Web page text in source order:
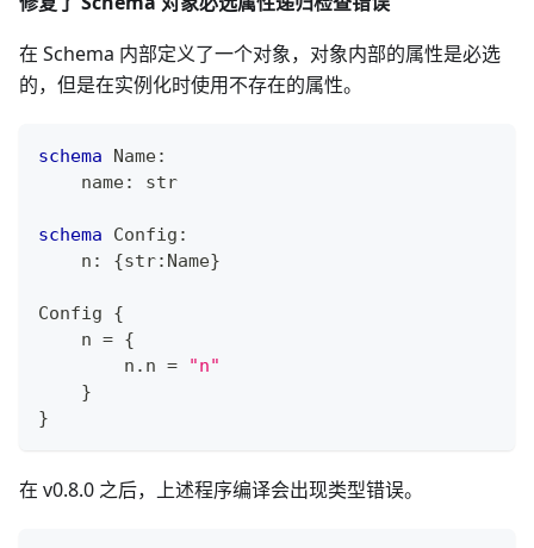
在 Schema 内部定义了一个对象，对象内部的属性是必选
的，但是在实例化时使用不存在的属性。
schema Name:
    name
: str
schema Config :
    n
: {str: Name}
Config {
    n
= {
        n
. n =
"n"
}
}
在 v0.8.0 之后，上述程序编译会出现类型错误。